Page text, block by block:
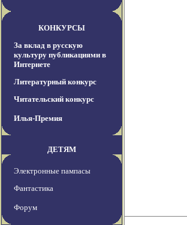
КОНКУРСЫ
За вклад в русскую
культуру публикациями в
Интернете
Литературный конкурс
Читательский конкурс
Илья-Премия
ДЕТЯМ
Электронные пампасы
Фантастика
Форум